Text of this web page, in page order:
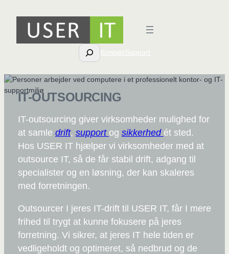
Søg
IT-OUTSOURCING
IT-outsourcing giver virksomheder mulighed for
at samle drift, support og sikkerhed ét sted.
Hos USER IT hjælper vi virksomheder med at
outsource IT, så de får stabil drift, adgang til
specialister og en løsning, der kan skaleres
med forretningen.
Outsourcer I jeres IT-drift til USER IT, får I mere
frihed til trygt at kunne fokusere på jeres
forretning. Vi sikrer, at jeres IT hele tiden er
vedligeholdt og optimeret, så nedbrud og de